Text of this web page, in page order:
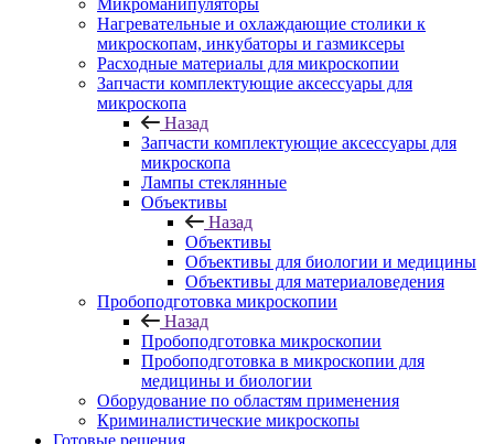
Микроманипуляторы
Нагревательные и охлаждающие столики к
микроскопам, инкубаторы и газмиксеры
Расходные материалы для микроскопии
Запчасти комплектующие аксессуары для
микроскопа
Назад
Запчасти комплектующие аксессуары для
микроскопа
Лампы стеклянные
Объективы
Назад
Объективы
Объективы для биологии и медицины
Объективы для материаловедения
Пробоподготовка микроскопии
Назад
Пробоподготовка микроскопии
Пробоподготовка в микроскопии для
медицины и биологии
Оборудование по областям применения
Криминалистические микроскопы
Готовые решения